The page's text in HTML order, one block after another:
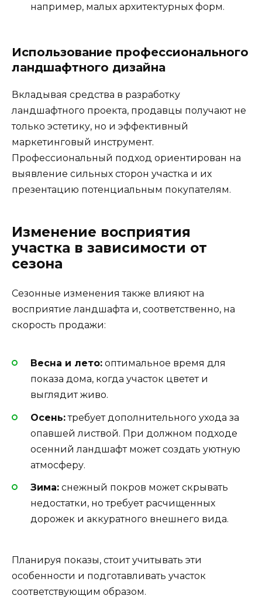
например, малых архитектурных форм.
Использование профессионального
ландшафтного дизайна
Вкладывая средства в разработку
ландшафтного проекта, продавцы получают не
только эстетику, но и эффективный
маркетинговый инструмент.
Профессиональный подход ориентирован на
выявление сильных сторон участка и их
презентацию потенциальным покупателям.
Изменение восприятия
участка в зависимости от
сезона
Сезонные изменения также влияют на
восприятие ландшафта и, соответственно, на
скорость продажи:
Весна и лето: оптимальное время для
показа дома, когда участок цветет и
выглядит живо.
Осень:требует дополнительного ухода за
опавшей листвой. При должном подходе
осенний ландшафт может создать уютную
атмосферу.
Зима: снежный покров может скрывать
недостатки, но требует расчищенных
дорожек и аккуратного внешнего вида.
Планируя показы, стоит учитывать эти
особенности и подготавливать участок
соответствующим образом.